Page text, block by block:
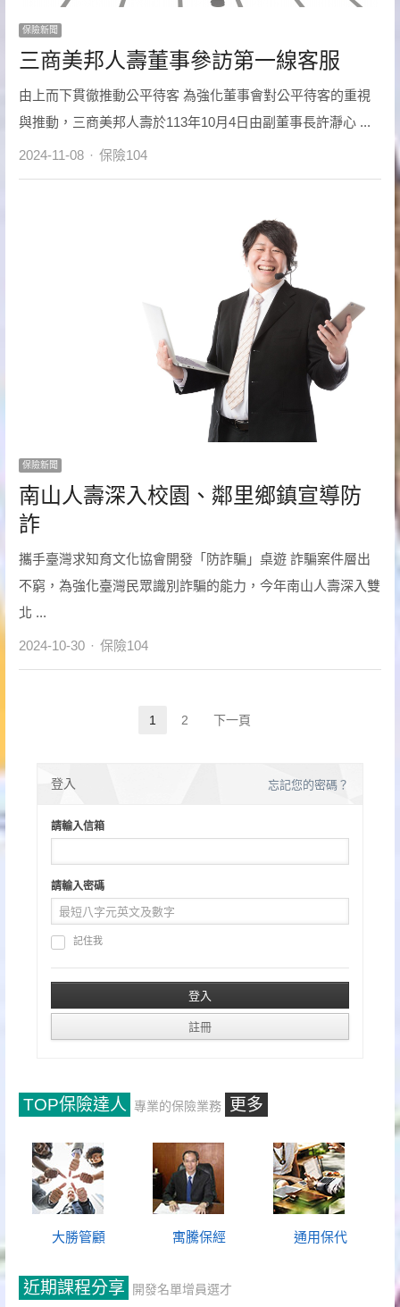
保險新聞
三商美邦人壽董事參訪第一線客服
由上而下貫徹推動公平待客 為強化董事會對公平待客的重視
與推動，三商美邦人壽於113年10月4日由副董事長許瀞心 ...
2024-11-08 Author
保險104
保險新聞
南山人壽深入校園、鄰里鄉鎮宣導防
詐
攜手臺灣求知育文化協會開發「防詐騙」桌遊 詐騙案件層出
不窮，為強化臺灣民眾識別詐騙的能力，今年南山人壽深入雙
北 ...
2024-10-30 Author
保險104
Page
1 Page
2 下一頁
登入 忘記您的密碼？
請輸入信箱
請輸入密碼
記住我
TOP保險達人 專業的保險業務 更多
大勝管顧 寓騰保經 通用保代
近期課程分享 開發名單增員選才